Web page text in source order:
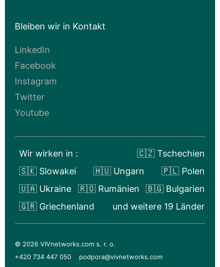
Bleiben wir in Kontakt
LinkedIn
Facebook
Instagram
Twitter
Youtube
Wir wirken in :
🇨🇿 Tschechien
🇸🇰 Slowakei
🇭🇺 Ungarn
🇵🇱 Polen
🇺🇦 Ukraine
🇷🇴 Rumänien
🇧🇬 Bulgarien
🇬🇷 Griechenland
und weitere 19 Länder
© 2026 VIVnetworks.com s. r. o.
+420 734 447 050
podpora@vivnetworks.com